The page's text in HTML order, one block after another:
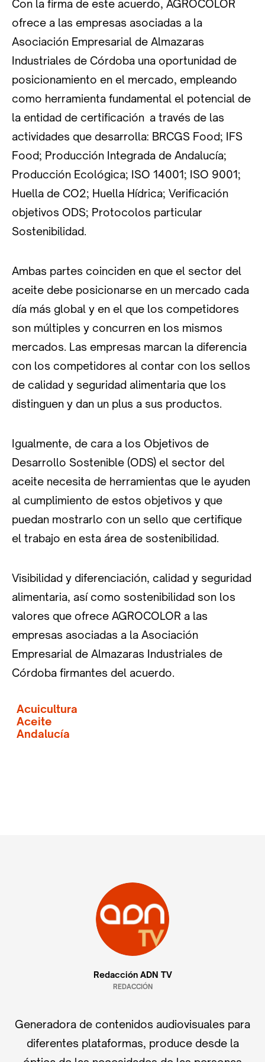
Con la firma de este acuerdo, AGROCOLOR
ofrece a las empresas asociadas a la
Asociación Empresarial de Almazaras
Industriales de Córdoba una oportunidad de
posicionamiento en el mercado, empleando
como herramienta fundamental el potencial de
la entidad de certificación a través de las
actividades que desarrolla: BRCGS Food; IFS
Food; Producción Integrada de Andalucía;
Producción Ecológica; ISO 14001; ISO 9001;
Huella de CO2; Huella Hídrica; Verificación
objetivos ODS; Protocolos particular
Sostenibilidad.
Ambas partes coinciden en que el sector del
aceite debe posicionarse en un mercado cada
día más global y en el que los competidores
son múltiples y concurren en los mismos
mercados. Las empresas marcan la diferencia
con los competidores al contar con los sellos
de calidad y seguridad alimentaria que los
distinguen y dan un plus a sus productos.
Igualmente, de cara a los Objetivos de
Desarrollo Sostenible (ODS) el sector del
aceite necesita de herramientas que le ayuden
al cumplimiento de estos objetivos y que
puedan mostrarlo con un sello que certifique
el trabajo en esta área de sostenibilidad.
Visibilidad y diferenciación, calidad y seguridad
alimentaria, así como sostenibilidad son los
valores que ofrece AGROCOLOR a las
empresas asociadas a la Asociación
Empresarial de Almazaras Industriales de
Córdoba firmantes del acuerdo.
Acuicultura
Aceite
Andalucía
Redacción ADN TV
REDACCIÓN
Generadora de contenidos audiovisuales para
diferentes plataformas, produce desde la